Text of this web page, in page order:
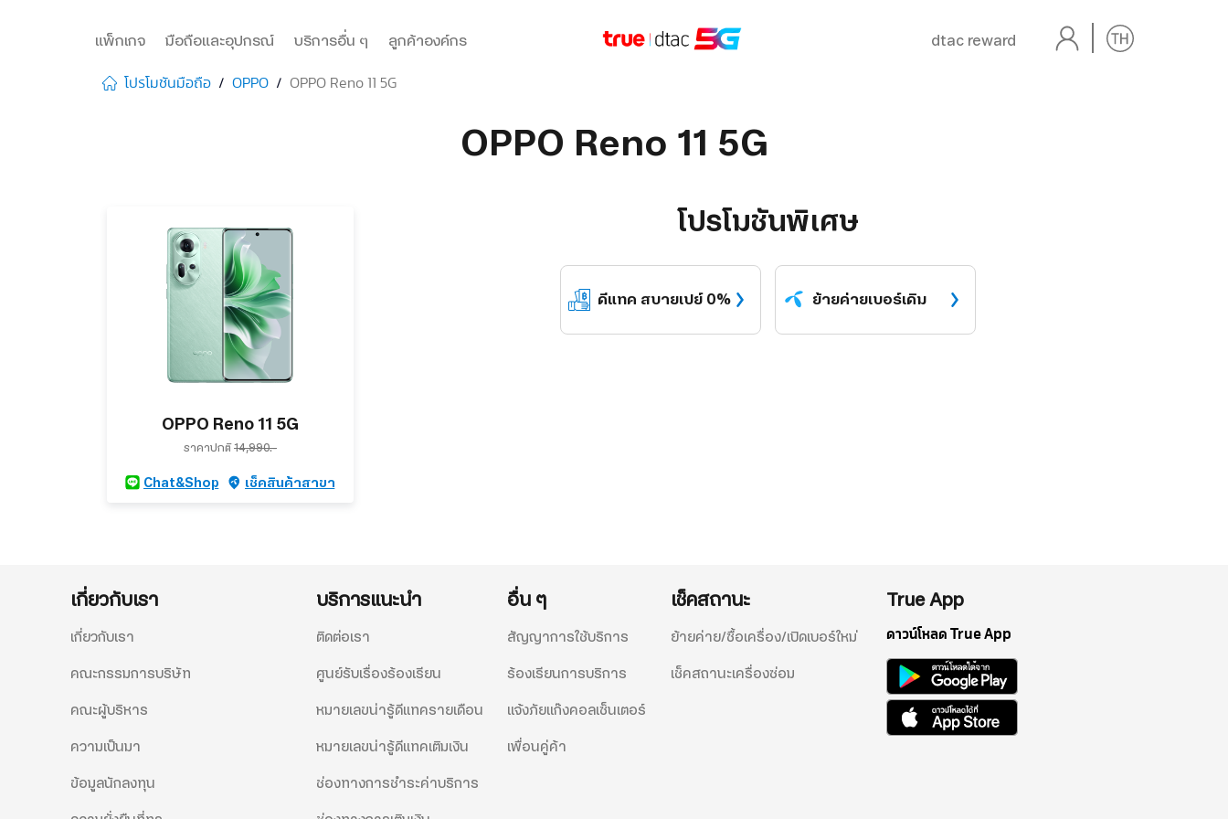
แพ็กเกจ มือถือและอุปกรณ์ บริการอื่น ๆ ลูกค้าองค์กร dtac reward
โปรโมชันมือถือ OPPO OPPO Reno 11 5G
OPPO Reno 11 5G
OPPO Reno 11 5G
ราคาปกติ14,990.-
Chat&Shop เช็คสินค้าสาขา
โปรโมชันพิเศษ
ดีแทค สบายเปย์ 0% ย้ายค่ายเบอร์เดิม
เกี่ยวกับเรา
เกี่ยวกับเรา
คณะกรรมการบริษัท
คณะผู้บริหาร
ความเป็นมา
ข้อมูลนักลงทุน
บริการแนะนำ
ติดต่อเรา
ศูนย์รับเรื่องร้องเรียน
หมายเลขน่ารู้ดีแทครายเดือน
หมายเลขน่ารู้ดีแทคเติมเงิน
ช่องทางการชำระค่าบริการ
อื่น ๆ
สัญญาการใช้บริการ
ร้องเรียนการบริการ
แจ้งภัยแก๊งคอลเซ็นเตอร์
เพื่อนคู่ค้า
เช็คสถานะ
ย้ายค่าย/ซื้อเครื่อง/เปิดเบอร์ใหม่
เช็คสถานะเครื่องซ่อม
True App
ดาวน์โหลด True App